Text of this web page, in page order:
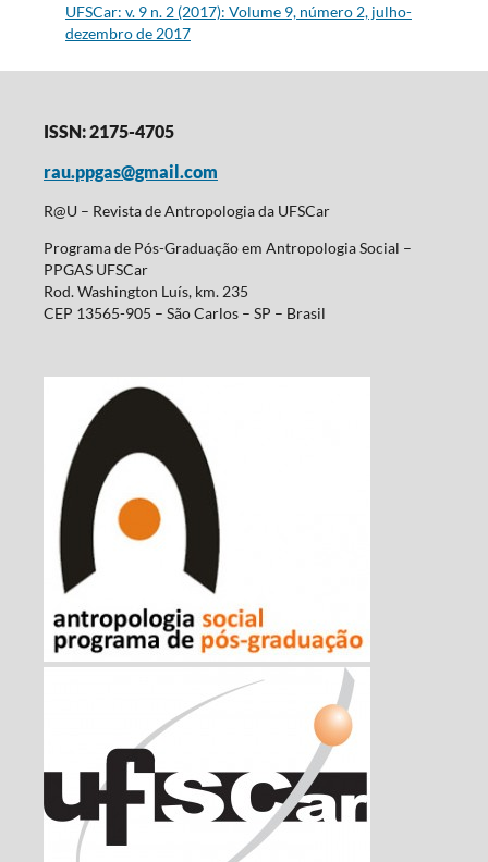
UFSCar: v. 9 n. 2 (2017): Volume 9, número 2, julho-
dezembro de 2017
ISSN: 2175-4705
rau.ppgas@gmail.com
R@U – Revista de Antropologia da UFSCar
Programa de Pós-Graduação em Antropologia Social –
PPGAS UFSCar
Rod. Washington Luís, km. 235
CEP 13565-905 – São Carlos – SP – Brasil